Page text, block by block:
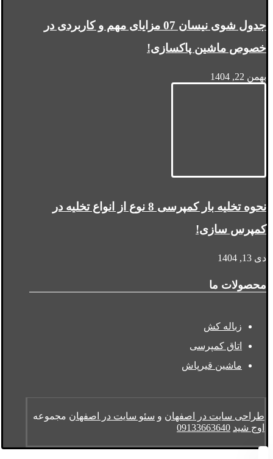
جدول شوی نیسان 07 مزایای مهم و کاربردی در
خصوص ماشین پاکسازی!
بهمن 22, 1404
نحوه تخلیه بار کمپرسی 8 نوع از انواع تخلیه در
کمپرس سازی!
دی 13, 1404
محصولات ما
زباله کش
اتاق کمپرسی
ماشین قیرپاش
طراحی سایت در اصفهان و سئو سایت در اصفهان مجموعه
اوج شید 09133663640